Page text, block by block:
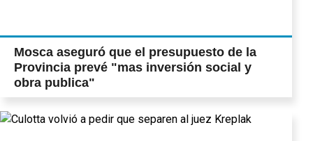
Mosca aseguró que el presupuesto de la
Provincia prevé "mas inversión social y
obra publica"